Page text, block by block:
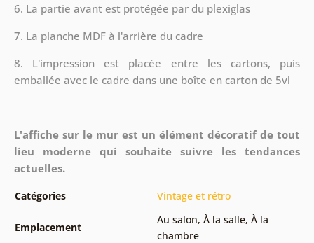
6. La partie avant est protégée par du plexiglas
7. La planche MDF à l'arrière du cadre
8. L'impression est placée entre les cartons, puis
emballée avec le cadre dans une boîte en carton de 5vl
L'affiche sur le mur est un élément décoratif de tout
lieu moderne qui souhaite suivre les tendances
actuelles.
Catégories Vintage et rétro
Emplacement
Au salon, À la salle, À la
chambre